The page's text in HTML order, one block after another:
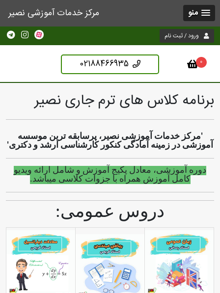
مرکز خدمات آموزشی نصیر
نام
02188466935
کلاس های ترم جاری نصیر
آموزشی نصیر، پرسابقه ترین موسسه
زمینه آمادگی کنکور کارشناسی ارشد و دکتری'
معادل پکیج آموزش و شامل ارائه ویدیو
آموزش همراه با جزوات کلاسی میباشد.
دروس عمومی: